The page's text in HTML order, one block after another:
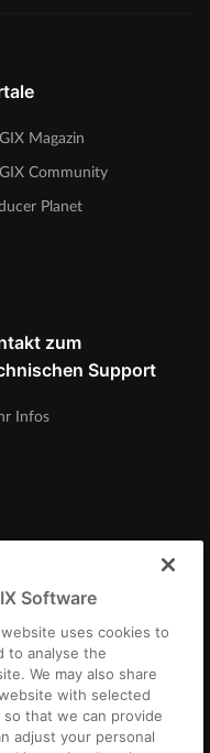
Magazin
Community
Planet
zum
Support
Infos
Software
uses cookies to
to analyse the
We may also share
with selected
that we can provide
adjust your personal